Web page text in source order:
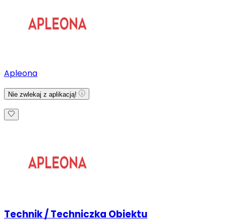
Apleona
Nie zwlekaj z aplikacją!
Technik / Techniczka Obiektu